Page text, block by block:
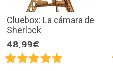
Cluebox: La cámara de
Sherlock
48,99€